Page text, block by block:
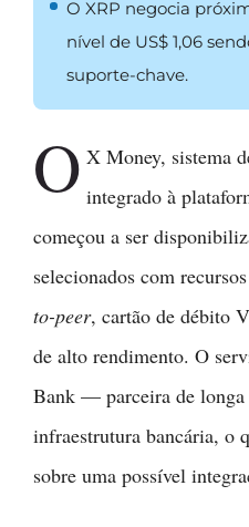
O XRP negocia
nível de US$ 1,06
suporte-chave.
O X Money, sistema
integrado à
começou a ser
selecionados com
to-peer, cartão de débito
de alto rendimento. O
Bank — parceira de
infraestrutura bancária, o
sobre uma possível